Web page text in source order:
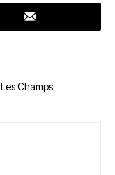
Les Champs